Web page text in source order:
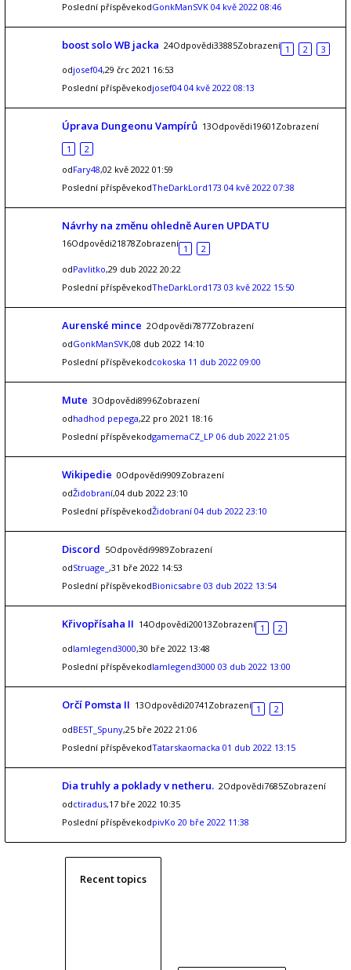
Poslední příspěvekodGonkManSVK 04 kvě 2022 08:46
boost solo WB jacka 24Odpovědi33885Zobrazení 1 2
3
odjosef04,29 črc 2021 16:53
Poslední příspěvekodjosef04 04 kvě 2022 08:13
Úprava Dungeonu Vampírů 13Odpovědi19601Zobrazení
1
2
odFary48,02 kvě 2022 01:59
Poslední příspěvekodTheDarkLord173 04 kvě 2022 07:38
Návrhy na změnu ohledně Auren UPDATU
16Odpovědi21878Zobrazení 1
2
odPavlitko,29 dub 2022 20:22
Poslední příspěvekodTheDarkLord173 03 kvě 2022 15:50
Aurenské mince 2Odpovědi7877Zobrazení
odGonkManSVK,08 dub 2022 14:10
Poslední příspěvekodcokoska 11 dub 2022 09:00
Mute 3Odpovědi8996Zobrazení
odhadhod pepega,22 pro 2021 18:16
Poslední příspěvekodgamemaCZ_LP 06 dub 2022 21:05
Wikipedie 0Odpovědi9909Zobrazení
odŽidobraní,04 dub 2022 23:10
Poslední příspěvekodŽidobraní 04 dub 2022 23:10
Discord 5Odpovědi9989Zobrazení
odStruage_ ,31 bře 2022 14:53
Poslední příspěvekodBionicsabre 03 dub 2022 13:54
Křivopřísaha II 14Odpovědi20013Zobrazení 1
2
odIamlegend3000,30 bře 2022 13:48
Poslední příspěvekodIamlegend3000 03 dub 2022 13:00
Orčí Pomsta II 13Odpovědi20741Zobrazení 1
2
odBE5T_Spuny,25 bře 2022 21:06
Poslední příspěvekodTatarskaomacka 01 dub 2022 13:15
Dia truhly a poklady v netheru. 2Odpovědi7685Zobrazení
odctiradus,17 bře 2022 10:35
Poslední příspěvekodpivKo 20 bře 2022 11:38
Recent topics